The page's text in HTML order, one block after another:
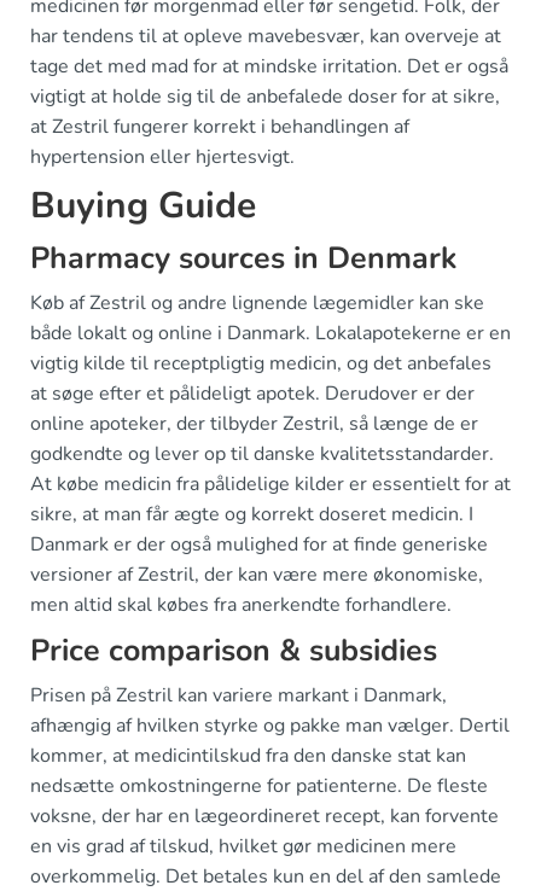
medicinen før morgenmad eller før sengetid. Folk, der
har tendens til at opleve mavebesvær, kan overveje at
tage det med mad for at mindske irritation. Det er også
vigtigt at holde sig til de anbefalede doser for at sikre,
at Zestril fungerer korrekt i behandlingen af
hypertension eller hjertesvigt.
Buying Guide
Pharmacy sources in Denmark
Køb af Zestril og andre lignende lægemidler kan ske
både lokalt og online i Danmark. Lokalapotekerne er en
vigtig kilde til receptpligtig medicin, og det anbefales
at søge efter et pålideligt apotek. Derudover er der
online apoteker, der tilbyder Zestril, så længe de er
godkendte og lever op til danske kvalitetsstandarder.
At købe medicin fra pålidelige kilder er essentielt for at
sikre, at man får ægte og korrekt doseret medicin. I
Danmark er der også mulighed for at finde generiske
versioner af Zestril, der kan være mere økonomiske,
men altid skal købes fra anerkendte forhandlere.
Price comparison & subsidies
Prisen på Zestril kan variere markant i Danmark,
afhængig af hvilken styrke og pakke man vælger. Dertil
kommer, at medicintilskud fra den danske stat kan
nedsætte omkostningerne for patienterne. De fleste
voksne, der har en lægeordineret recept, kan forvente
en vis grad af tilskud, hvilket gør medicinen mere
overkommelig. Det betales kun en del af den samlede